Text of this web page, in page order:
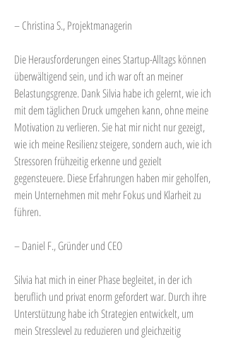
– Christina S., Projektmanagerin
Die Herausforderungen eines Startup-Alltags können
überwältigend sein, und ich war oft an meiner
Belastungsgrenze. Dank Silvia habe ich gelernt, wie ich
mit dem täglichen Druck umgehen kann, ohne meine
Motivation zu verlieren. Sie hat mir nicht nur gezeigt,
wie ich meine Resilienz steigere, sondern auch, wie ich
Stressoren frühzeitig erkenne und gezielt
gegensteuere. Diese Erfahrungen haben mir geholfen,
mein Unternehmen mit mehr Fokus und Klarheit zu
führen.
– Daniel F., Gründer und CEO
Silvia hat mich in einer Phase begleitet, in der ich
beruflich und privat enorm gefordert war. Durch ihre
Unterstützung habe ich Strategien entwickelt, um
mein Stresslevel zu reduzieren und gleichzeitig